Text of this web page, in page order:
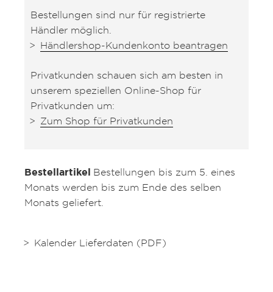
Bestellungen sind nur für registrierte
Händler möglich.
Händlershop-Kundenkonto beantragen
Privatkunden schauen sich am besten in
unserem speziellen Online-Shop für
Privatkunden um:
Zum Shop für Privatkunden
Bestellartikel Bestellungen bis zum 5. eines
Monats werden bis zum Ende des selben
Monats geliefert.
Kalender Lieferdaten (PDF)